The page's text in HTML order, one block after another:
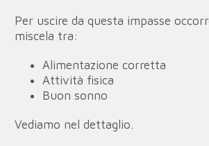
Per uscire da questa impasse
miscela tra:
Alimentazione corretta
Attività fisica
Buon sonno
Vediamo nel dettaglio.